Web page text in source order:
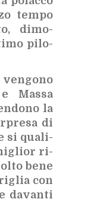
tem­po
di­mo­
pi­lo­
Mas­sa
la
di
si qua­li­
ri­
bene
con
da­van­ti